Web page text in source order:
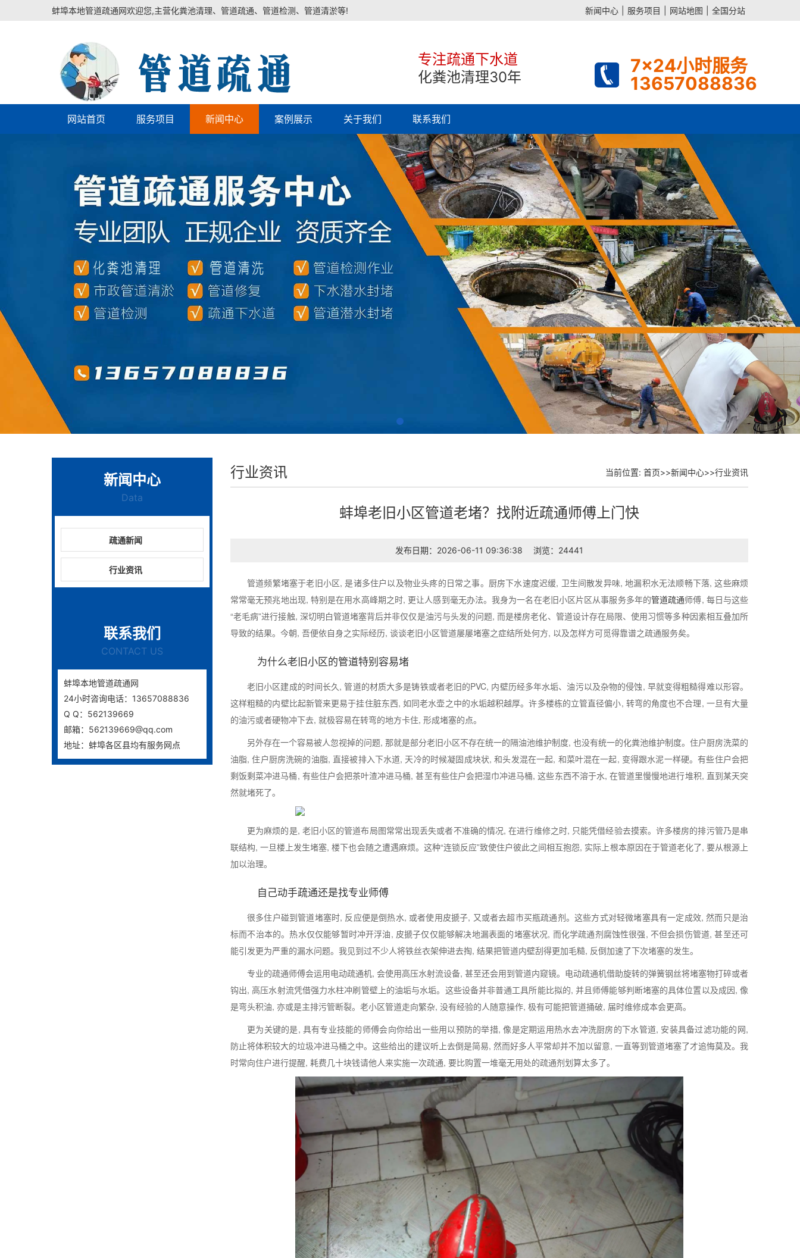
蚌埠本地管道疏通网欢迎您,主营化粪池清理、管道疏通、管道检测、管道清淤等! 新闻中心 服务项目 网站地图 全国分站
专注疏通下水道
化粪池清理30年
7x24小时服务
13657088836
网站首页 服务项目 新闻中心 案例展示 关于我们 联系我们
新闻中心
Data
疏通新闻
行业资讯
联系我们
CONTACT US
蚌埠本地管道疏通网
24小时咨询电话：13657088836
Q Q：562139669
邮箱：562139669@qq.com
地址：蚌埠各区县均有服务网点
行业资讯 当前位置: 首页>>新闻中心>>行业资讯
蚌埠老旧小区管道老堵？找附近疏通师傅上门快
发布日期：2026-06-11 09:36:38 浏览：24441
管道频繁堵塞于老旧小区, 是诸多住户以及物业头疼的日常之事。厨房下水速度迟缓, 卫生间散发异味, 地漏积水无法顺畅下落, 这些麻烦
常常毫无预兆地出现, 特别是在用水高峰期之时, 更让人感到毫无办法。我身为一名在老旧小区片区从事服务多年的管道疏通师傅, 每日与这些
“老毛病”进行接触, 深切明白管道堵塞背后并非仅仅是油污与头发的问题, 而是楼房老化、管道设计存在局限、使用习惯等多种因素相互叠加所
导致的结果。今朝, 吾便依自身之实际经历, 谈谈老旧小区管道屡屡堵塞之症结所处何方, 以及怎样方可觅得靠谱之疏通服务矣。
为什么老旧小区的管道特别容易堵
老旧小区建成的时间长久, 管道的材质大多是铸铁或者老旧的PVC, 内壁历经多年水垢、油污以及杂物的侵蚀, 早就变得粗糙得难以形容。
这样粗糙的内壁比起新管来更易于挂住脏东西, 如同老水壶之中的水垢越积越厚。许多楼栋的立管直径偏小, 转弯的角度也不合理, 一旦有大量
的油污或者硬物冲下去, 就极容易在转弯的地方卡住, 形成堵塞的点。
另外存在一个容易被人忽视掉的问题, 那就是部分老旧小区不存在统一的隔油池维护制度, 也没有统一的化粪池维护制度。住户厨房洗菜的
油脂, 住户厨房洗碗的油脂, 直接被排入下水道, 天冷的时候凝固成块状, 和头发混在一起, 和菜叶混在一起, 变得跟水泥一样硬。有些住户会把
剩饭剩菜冲进马桶, 有些住户会把茶叶渣冲进马桶, 甚至有些住户会把湿巾冲进马桶, 这些东西不溶于水, 在管道里慢慢地进行堆积, 直到某天突
然就堵死了。
更为麻烦的是, 老旧小区的管道布局图常常出现丢失或者不准确的情况, 在进行维修之时, 只能凭借经验去摸索。许多楼房的排污管乃是串
联结构, 一旦楼上发生堵塞, 楼下也会随之遭遇麻烦。这种“连锁反应”致使住户彼此之间相互抱怨, 实际上根本原因在于管道老化了, 要从根源上
加以治理。
自己动手疏通还是找专业师傅
很多住户碰到管道堵塞时, 反应便是倒热水, 或者使用皮搋子, 又或者去超市买瓶疏通剂。这些方式对轻微堵塞具有一定成效, 然而只是治
标而不治本的。热水仅仅能够暂时冲开浮油, 皮搋子仅仅能够解决地漏表面的堵塞状况, 而化学疏通剂腐蚀性很强, 不但会损伤管道, 甚至还可
能引发更为严重的漏水问题。我见到过不少人将铁丝衣架伸进去掏, 结果把管道内壁刮得更加毛糙, 反倒加速了下次堵塞的发生。
专业的疏通师傅会运用电动疏通机, 会使用高压水射流设备, 甚至还会用到管道内窥镜。电动疏通机借助旋转的弹簧钢丝将堵塞物打碎或者
钩出, 高压水射流凭借强力水柱冲刷管壁上的油垢与水垢。这些设备并非普通工具所能比拟的, 并且师傅能够判断堵塞的具体位置以及成因, 像
是弯头积油, 亦或是主排污管断裂。老小区管道走向繁杂, 没有经验的人随意操作, 极有可能把管道捅破, 届时维修成本会更高。
更为关键的是, 具有专业技能的师傅会向你给出一些用以预防的举措, 像是定期运用热水去冲洗厨房的下水管道, 安装具备过滤功能的网,
防止将体积较大的垃圾冲进马桶之中。这些给出的建议听上去倒是简易, 然而好多人平常却并不加以留意, 一直等到管道堵塞了才追悔莫及。我
时常向住户进行提醒, 耗费几十块钱请他人来实施一次疏通, 要比购置一堆毫无用处的疏通剂划算太多了。